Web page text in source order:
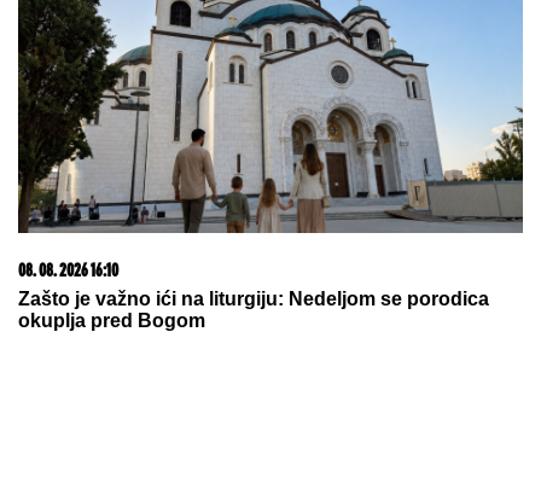
08. 08. 2026 16:10
Zašto je važno ići na liturgiju: Nedeljom se porodica
okuplja pred Bogom